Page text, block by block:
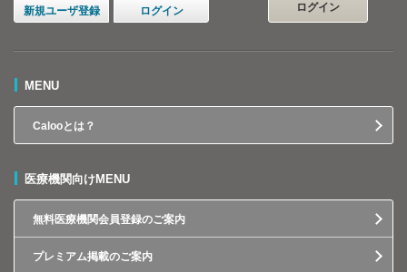
新規ユーザ登録 ログイン
ログイン
MENU
Calooとは？
医療機関向けMENU
無料医療機関会員登録のご案内
プレミアム掲載のご案内